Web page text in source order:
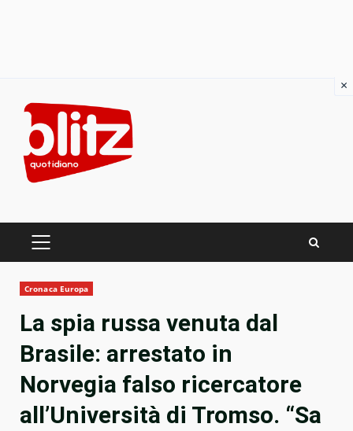
content
PRIMARY
Cronaca Europa
La spia russa venuta dal
Brasile: arrestato in
Norvegia falso ricercatore
all’Università di Tromso. “Sa
×